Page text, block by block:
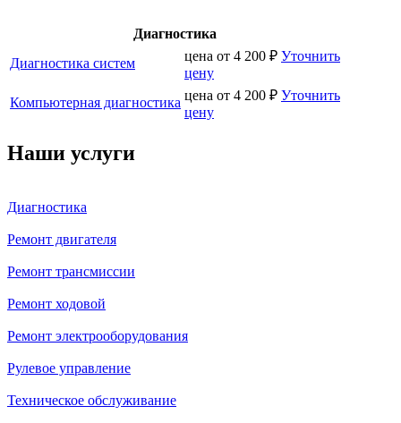
Диагностика
Диагностика систем
цена от 4 200 ₽ Уточнить
цену
Компьютерная диагностика цена от 4 200 ₽ Уточнить
цену
Наши услуги
Диагностика
Ремонт двигателя
Ремонт трансмиссии
Ремонт ходовой
Ремонт электрооборудования
Рулевое управление
Техническое обслуживание